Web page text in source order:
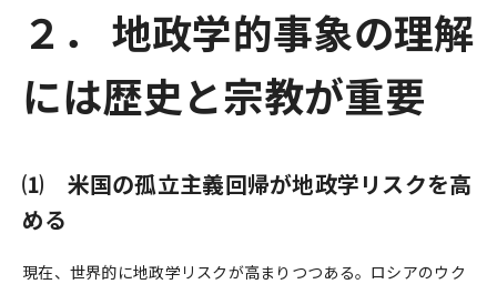
２． 地政学的事象の理解
には歴史と宗教が重要
⑴ 米国の孤立主義回帰が地政学リスクを高
める
現在、世界的に地政学リスクが高まりつつある。ロシアのウク